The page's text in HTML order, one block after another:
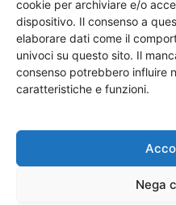
cookie per archiviare e/o
dispositivo. Il consenso a
elaborare dati come il
univoci su questo sito. Il
consenso potrebbero influire
caratteristiche e funzioni.
Nega
Chi siamo I Nostri Clienti
© Copyright 2017 -